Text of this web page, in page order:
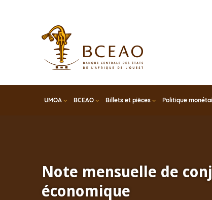
UMOA BCEAO Billets et pièces Politique
Note mensuelle de
économique